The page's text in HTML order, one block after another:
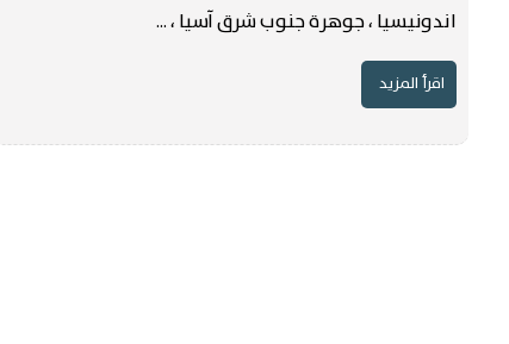
اندونيسيا ، جوهرة جنوب شرق آسيا ، ...
اقرأ المزيد